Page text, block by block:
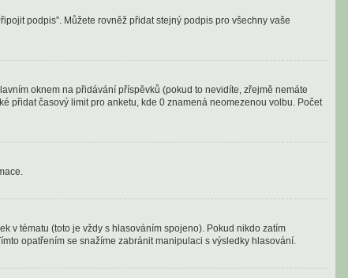
podpis”. Můžete rovněž přidat stejný podpis pro všechny vaše
oknem na přidávání příspěvků (pokud to nevidíte, zřejmě nemáte
přidat časový limit pro anketu, kde 0 znamená neomezenou volbu. Počet
v tématu (toto je vždy s hlasováním spojeno). Pokud nikdo zatím
opatřením se snažíme zabránit manipulaci s výsledky hlasování.